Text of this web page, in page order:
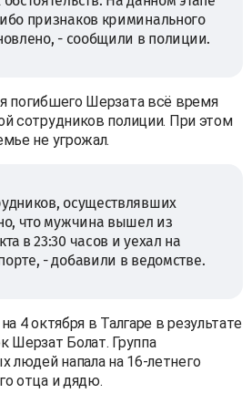
признаков криминального
- сообщили в полиции.
погибшего Шерзата всё время
сотрудников полиции. При этом
не угрожал.
осуществлявших
что мужчина вышел из
в 23:30 часов и уехал на
- добавили в ведомстве.
4 октября в Талгаре в результате
Шерзат Болат. Группа
людей напала на 16-летнего
отца и дядю.